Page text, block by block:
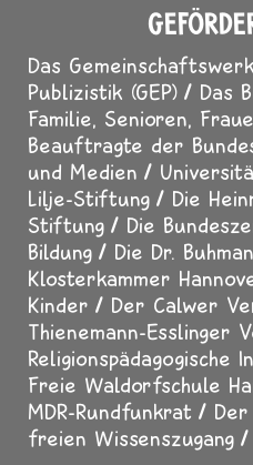
Das
Publizistik (GEP)
Das
Familie, Senioren,
Beauftragte der
und Medien
Lilje-Stiftung
Die
Stiftung
Die
Bildung
Die Dr.
Klosterkammer
Kinder
Der Calwer
Thienemann-Esslinger
Religionspädagogische
Freie Waldorfschule
MDR-Rundfunkrat
freien Wissenszugang